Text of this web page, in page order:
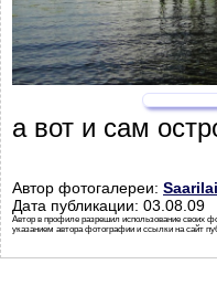
а вот и сам
Автор фотогалереи:
Дата публикации: 03.08.09
Автор в профиле разрешил использование своих
указанием автора фотографии и ссылки на сайт